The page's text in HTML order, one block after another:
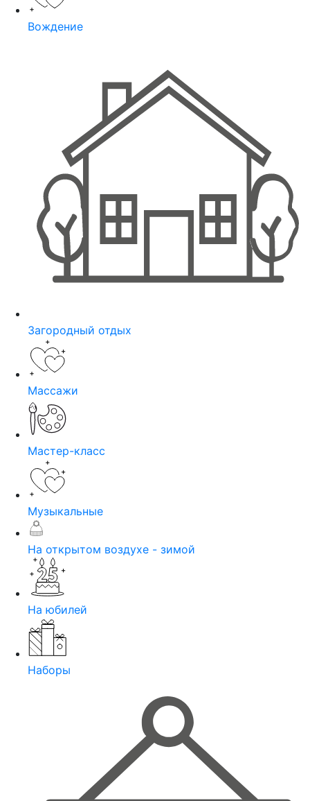
Вождение
Загородный отдых
Массажи
Мастер-класс
Музыкальные
На открытом воздухе - зимой
На юбилей
Наборы